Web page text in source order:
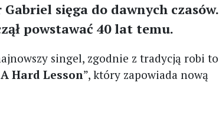
sięga do dawnych czasów.
powstawać 40 lat temu.
singel, zgodnie z tradycją robi to
A Hard Lesson”, który zapowiada nową